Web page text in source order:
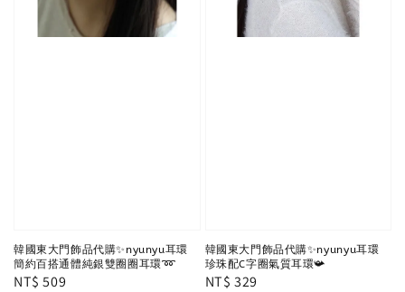
韓國東大門飾品代購✨nyunyu耳環
簡約百搭通體純銀雙圈圈耳環➿
Regular
NT$ 509
韓國東大門飾品代購✨nyunyu耳環
珍珠配C字圈氣質耳環📯
Regular
NT$ 329